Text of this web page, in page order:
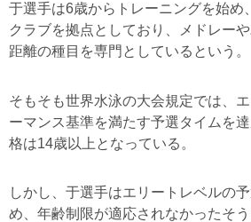
于選手は6歳からトレーニングを始め
クラブを拠点としており、メドレー
距離の種目を専門としているという。
そもそも世界水泳の大会規定では、
ーマンス基準を満たす予選タイムを
格は14歳以上となっている。
しかし、于選手はエリートレベルの
め、年齢制限が適応されなかったそ